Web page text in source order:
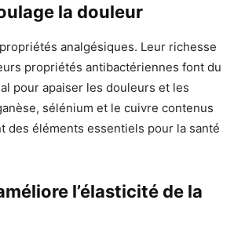
la douleur
analgésiques. Leur richesse
propriétés antibactériennes font du
pour apaiser les douleurs et les
sélénium et le cuivre contenus
des éléments essentiels pour la santé
l’élasticité de la